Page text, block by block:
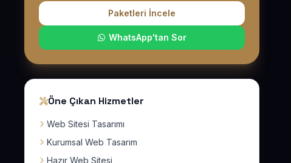
Paketleri İncele
WhatsApp'tan Sor
Öne Çıkan Hizmetler
Web Sitesi Tasarımı
Kurumsal Web Tasarım
Hazır Web Sitesi